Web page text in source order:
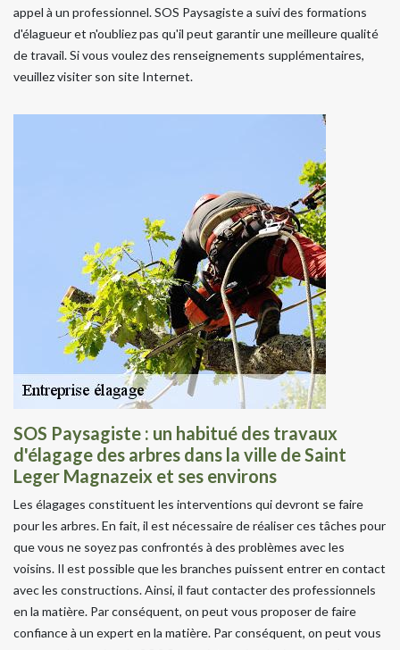
appel à un professionnel. SOS Paysagiste a suivi des formations
d'élagueur et n'oubliez pas qu'il peut garantir une meilleure qualité
de travail. Si vous voulez des renseignements supplémentaires,
veuillez visiter son site Internet.
SOS Paysagiste : un habitué des travaux
d'élagage des arbres dans la ville de Saint
Leger Magnazeix et ses environs
Les élagages constituent les interventions qui devront se faire
pour les arbres. En fait, il est nécessaire de réaliser ces tâches pour
que vous ne soyez pas confrontés à des problèmes avec les
voisins. Il est possible que les branches puissent entrer en contact
avec les constructions. Ainsi, il faut contacter des professionnels
en la matière. Par conséquent, on peut vous proposer de faire
confiance à un expert en la matière. Par conséquent, on peut vous